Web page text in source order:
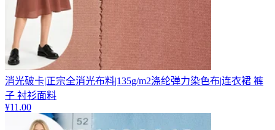
消光破卡|正宗全消光布料|135g/m2涤纶弹力染色布|连衣裙 裤
子 衬衫面料
¥11.00